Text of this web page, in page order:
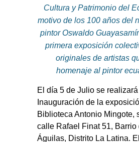
Cultura y Patrimonio del
motivo de los 100 años del
pintor Oswaldo
primera exposición
originales de artistas
homenaje al pintor
El día 5 de Julio se
Inauguración de la
Biblioteca Antonio Mingote,
calle Rafael Finat 51, Barrio
Águilas, Distrito La Latina.